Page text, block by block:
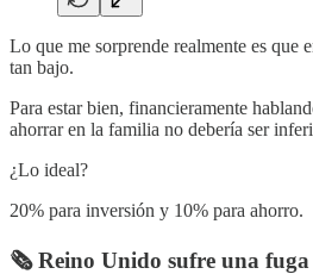
Lo que me sorprende realmente es que
tan bajo.
Para estar bien, financieramente
ahorrar en la familia no debería ser
¿Lo ideal?
20% para inversión y 10% para ahorro.
🗞️ Reino Unido sufre una fuga